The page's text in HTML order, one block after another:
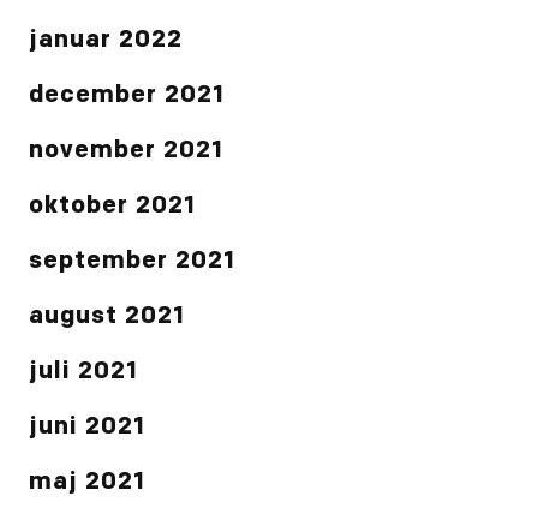
januar 2022
december 2021
november 2021
oktober 2021
september 2021
august 2021
juli 2021
juni 2021
maj 2021